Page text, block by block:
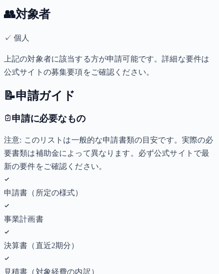
👥対象者
✓個人
上記の対象者に該当する方が申請可能です。詳細な要件は
公式サイトの募集要項をご確認ください。
📝申請ガイド
申請に必要なもの
注意: このリストは一般的な申請書類の目安です。実際の必
要書類は補助金によって異なります。必ず公式サイトで最
新の要件をご確認ください。
申請書（所定の様式）
事業計画書
決算書（直近2期分）
見積書（対象経費の内訳）